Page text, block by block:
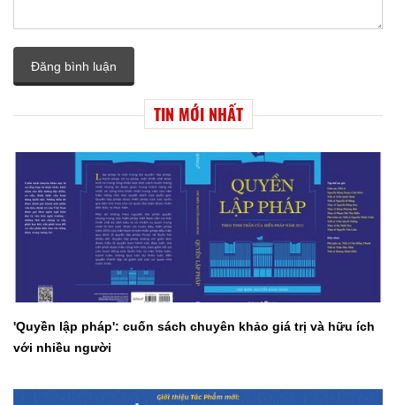
Đăng bình luận
TIN MỚI NHẤT
'Quyền lập pháp': cuốn sách chuyên khảo giá trị và hữu ích
với nhiều người